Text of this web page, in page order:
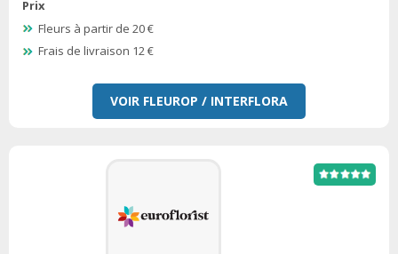
Prix
Fleurs à partir de 20 €
Frais de livraison 12 €
VOIR FLEUROP / INTERFLORA